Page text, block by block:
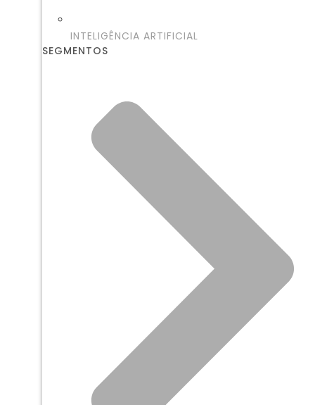
INTELIGÊNCIA ARTIFICIAL
SEGMENTOS